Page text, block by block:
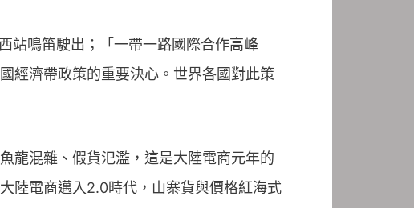
站鳴笛駛出；「一帶一路國際合作高峰
經濟帶政策的重要決心。世界各國對此策
龍混雜、假貨氾濫，這是大陸電商元年的
陸電商邁入2.0時代，山寨貨與價格紅海式